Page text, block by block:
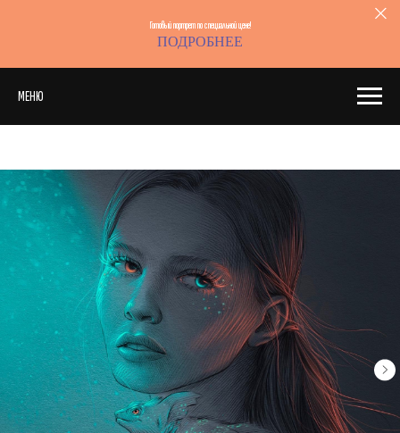
Готовый портрет по специальной цене!
ПОДРОБНЕЕ
МЕНЮ